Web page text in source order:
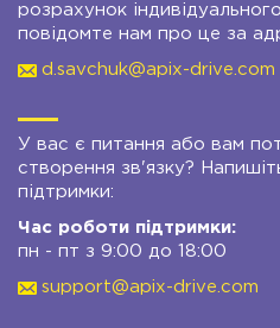
розрахунок
повідомте нам про це за
d.savchuk@apix-drive.com
У вас є питання або вам
створення зв'язку?
підтримки:
Час роботи підтримки:
пн - пт з 9:00 до 18:00
support@apix-drive.com